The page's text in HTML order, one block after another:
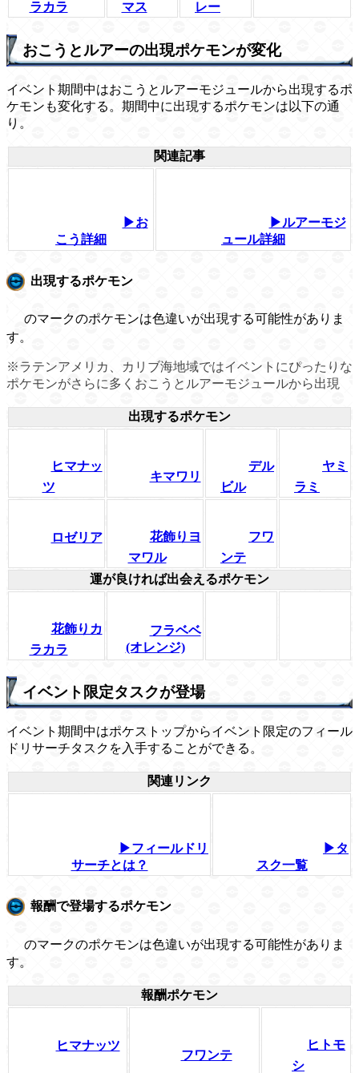
ラカラ マス レー
おこうとルアーの出現ポケモンが変化
イベント期間中はおこうとルアーモジュールから出現するポ
ケモンも変化する。期間中に出現するポケモンは以下の通
り。
関連記事
▶お
こう詳細
▶ルアーモジ
ュール詳細
出現するポケモン
のマークのポケモンは色違いが出現する可能性がありま
す。
※ラテンアメリカ、カリブ海地域ではイベントにぴったりな
ポケモンがさらに多くおこうとルアーモジュールから出現
出現するポケモン
ヒマナッ
ツ
キマワリ
デル
ビル
ヤミ
ラミ
ロゼリア
花飾りヨ
マワル
フワ
ンテ
運が良ければ出会えるポケモン
花飾りカ
ラカラ
フラベベ
(オレンジ)
イベント限定タスクが登場
イベント期間中はポケストップからイベント限定のフィール
ドリサーチタスクを入手することができる。
関連リンク
▶フィールドリ
サーチとは？
▶タ
スク一覧
報酬で登場するポケモン
のマークのポケモンは色違いが出現する可能性がありま
す。
報酬ポケモン
ヒマナッツ
フワンテ
ヒトモ
シ